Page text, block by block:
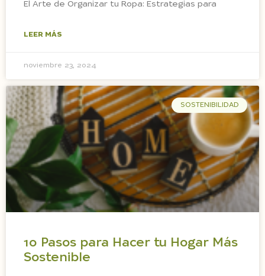
El Arte de Organizar tu Ropa: Estrategias para
LEER MÁS
noviembre 23, 2024
SOSTENIBILIDAD
10 Pasos para Hacer tu Hogar Más
Sostenible